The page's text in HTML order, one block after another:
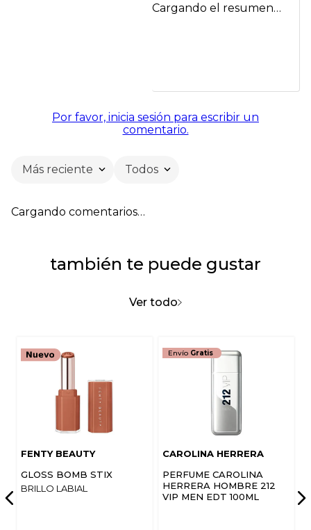
Cargando el resumen…
Por favor, inicia sesión para escribir un
comentario.
Más reciente Todos
Cargando comentarios…
también te puede gustar
Ver todo
FENTY BEAUTY
GLOSS BOMB STIX
BRILLO LABIAL
Envío Gratis
CAROLINA HERRERA
PERFUME CAROLINA
HERRERA HOMBRE 212
VIP MEN EDT 100ML